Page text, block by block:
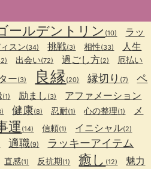
ールデントリン (10)
ラッ
スン(34) 挑戦(3) 相性(33) 人生
出会い(72) 過ごし方(2) 厄払い
ー(3) 良縁(20) 縁切り (7)
ペ
(1) 励まし (3) アファメーション
健康(8) 忍耐(1) 心の整理(1)
メ
運 (14) 信頼(1) イニシャル(2)
適職(9) ラッキーアイテム
直感(1) 反抗期(1) 癒し (12) 魅力